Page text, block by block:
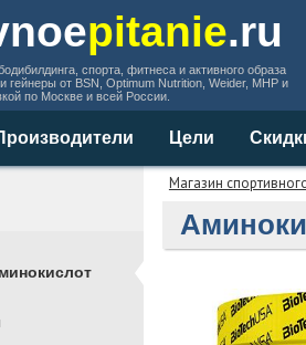
pitanie.ru
спорта, фитнеса и активного образа
гейнеры от BSN, Optimum Nutrition, Weider, MHP и
по Москве и всей России.
Цели
Магазин